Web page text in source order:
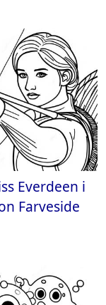
Everdeen i
Farveside